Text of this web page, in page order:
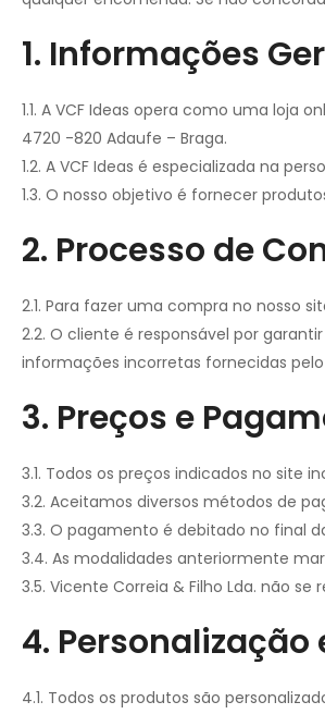
1. Informações
1.1. A VCF Ideas opera como uma loja
4720 -820 Adaufe – Braga.
1.2. A VCF Ideas é especializada na
1.3. O nosso objetivo é fornecer
2. Processo de
2.1. Para fazer uma compra no nosso
2.2. O cliente é responsável por
informações incorretas fornecidas
3. Preços e
3.1. Todos os preços indicados no site
3.2. Aceitamos diversos métodos de
3.3. O pagamento é debitado no final
3.4. As modalidades anteriormente
3.5. Vicente Correia & Filho Lda. não
4. Personalização
4.1. Todos os produtos são